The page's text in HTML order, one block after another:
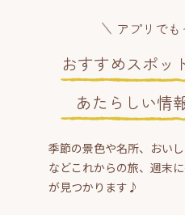
アプリで
おすすめスポッ
あたらしい情
季節の景色や名所、おい
などこれからの旅、週末
が見つかります♪